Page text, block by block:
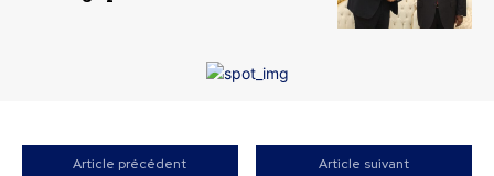
Article précédent Article suivant